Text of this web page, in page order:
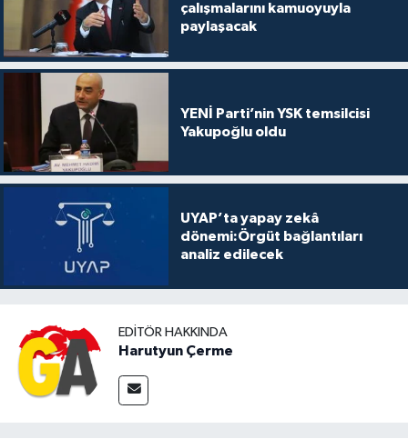
çalışmalarını kamuoyuyla
paylaşacak
YENİ Parti’nin YSK temsilcisi
Yakupoğlu oldu
UYAP’ta yapay zekâ
dönemi:Örgüt bağlantıları
analiz edilecek
EDITÖR HAKKINDA
Harutyun Çerme